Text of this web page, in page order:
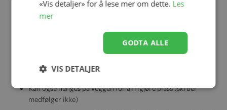
Laget av 60 % resirkulert plast (PP)
Allsidig oppbevaringssystem for leker og småting
Kan stables – opptil 3 bokser oppå hverandre
Kan også henges på veggen for å frigjøre plass (skruer
medfølger ikke)
«Vis detaljer» for å lese mer om dette. Les
mer
GODTA ALLE
VIS DETALJER